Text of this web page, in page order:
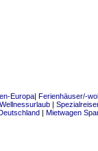
Europa| Ferienhäuser/-
Wellnessurlaub |
| Mietwagen